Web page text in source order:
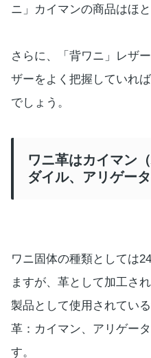
ニ」カイマンの商品はほ
さらに、「背ワニ」レザ
ザーをよく把握していれ
でしょう。
ワニ革はカイマン
ダイル、アリゲー
ワニ固体の種類としては
ますが、革として加工され
製品として使用されてい
革：カイマン、アリゲー
す。